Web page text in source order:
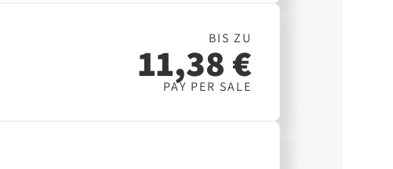
BIS ZU
11,38 €
PAY PER SALE